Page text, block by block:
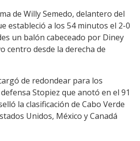
de Willy Semedo, delantero del
estableció a los 54 minutos el 2-0
un balón cabeceado por Diney
centro desde la derecha de
de redondear para los
Stopiez que anotó en el 91
la clasificación de Cabo Verde
Unidos, México y Canadá